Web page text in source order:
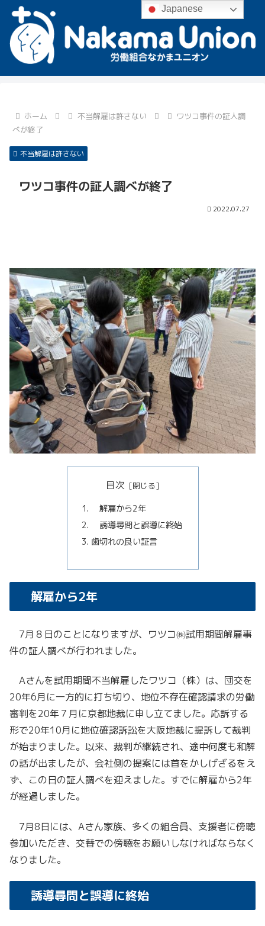
ホーム 不当解雇は許さない
ワツコ事件の証人調
べが終了
不当解雇は許さない
ワツコ事件の証人調べが終了
2022.07.27
目次
解雇から2年
誘導尋問と誤導に終始
歯切れの良い証言
解雇から2年
7月８日のことになりますが、ワツコ㈱試用期間解雇事
件の証人調べが行われました。
Aさんを試用期間不当解雇したワツコ（株）は、団交を
20年6月に一方的に打ち切り、地位不存在確認請求の労働
審判を20年７月に京都地裁に申し立てました。応訴する
形で20年10月に地位確認訴訟を大阪地裁に提訴して裁判
が始まりました。以来、裁判が継続され、途中何度も和解
の話が出ましたが、会社側の提案には首をかしげざるをえ
ず、この日の証人調べを迎えました。すでに解雇から2年
が経過しました。
7月8日には、Aさん家族、多くの組合員、支援者に傍聴
参加いただき、交替での傍聴をお願いしなければならなく
なりました。
誘導尋問と誤導に終始
Japanese